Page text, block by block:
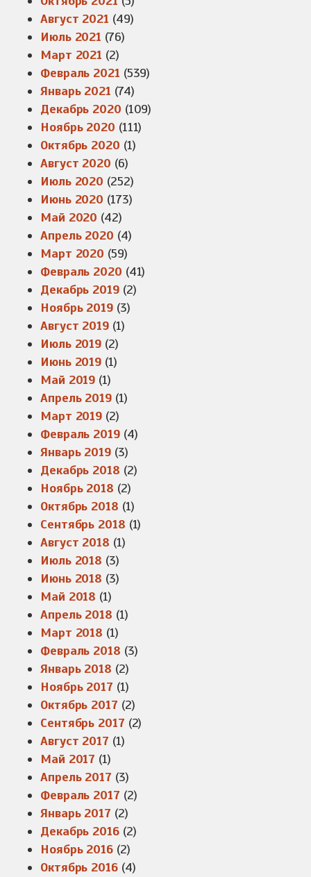
Август 2021 (49)
Июль 2021 (76)
Март 2021 (2)
Февраль 2021 (539)
Январь 2021 (74)
Декабрь 2020 (109)
Ноябрь 2020 (111)
Октябрь 2020 (1)
Август 2020 (6)
Июль 2020 (252)
Июнь 2020 (173)
Май 2020 (42)
Апрель 2020 (4)
Март 2020 (59)
Февраль 2020 (41)
Декабрь 2019(2)
Ноябрь 2019(3)
Август 2019(1)
Июль 2019 (2)
Июнь 2019 (1)
Май 2019 (1)
Апрель 2019(1)
Март 2019 (2)
Февраль 2019(4)
Январь 2019(3)
Декабрь 2018 (2)
Ноябрь 2018 (2)
Октябрь 2018 (1)
Сентябрь 2018 (1)
Август 2018 (1)
Июль 2018 (3)
Июнь 2018 (3)
Май 2018 (1)
Апрель 2018 (1)
Март 2018 (1)
Февраль 2018 (3)
Январь 2018 (2)
Ноябрь 2017 (1)
Октябрь 2017 (2)
Сентябрь 2017 (2)
Август 2017 (1)
Май 2017 (1)
Апрель 2017 (3)
Февраль 2017 (2)
Январь 2017 (2)
Декабрь 2016(2)
Ноябрь 2016(2)
Октябрь 2016(4)